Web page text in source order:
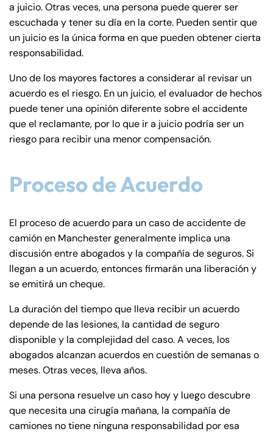
a juicio. Otras veces, una persona puede querer ser
escuchada y tener su día en la corte. Pueden sentir que
un juicio es la única forma en que pueden obtener cierta
responsabilidad.
Uno de los mayores factores a considerar al revisar un
acuerdo es el riesgo. En un juicio, el evaluador de hechos
puede tener una opinión diferente sobre el accidente
que el reclamante, por lo que ir a juicio podría ser un
riesgo para recibir una menor compensación.
Proceso de Acuerdo
El proceso de acuerdo para un caso de accidente de
camión en Manchester generalmente implica una
discusión entre abogados y la compañía de seguros. Si
llegan a un acuerdo, entonces firmarán una liberación y
se emitirá un cheque.
La duración del tiempo que lleva recibir un acuerdo
depende de las lesiones, la cantidad de seguro
disponible y la complejidad del caso. A veces, los
abogados alcanzan acuerdos en cuestión de semanas o
meses. Otras veces, lleva años.
Si una persona resuelve un caso hoy y luego descubre
que necesita una cirugía mañana, la compañía de
camiones no tiene ninguna responsabilidad por esa